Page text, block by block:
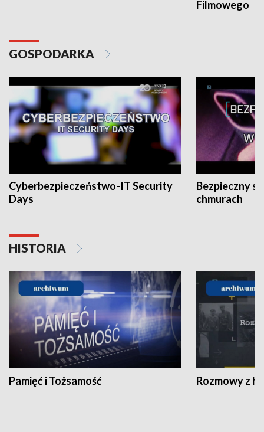
Filmowego
GOSPODARKA
Cyberbezpieczeństwo-IT Security
Days
Bezpieczny
chmurach
HISTORIA
Pamięć i Tożsamość Rozmowy z